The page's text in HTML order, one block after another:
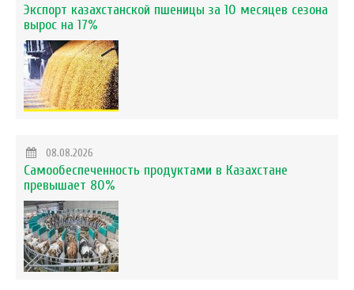
Экспорт казахстанской пшеницы за 10 месяцев сезона
вырос на 17%
08.08.2026
Самообеспеченность продуктами в Казахстане
превышает 80%